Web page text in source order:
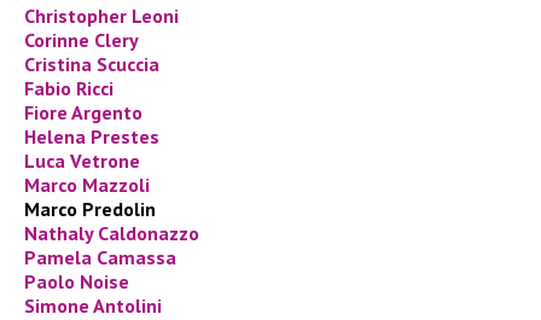
Christopher Leoni
Corinne Clery
Cristina Scuccia
Fabio Ricci
Fiore Argento
Helena Prestes
Luca Vetrone
Marco Mazzoli
Marco Predolin
Nathaly Caldonazzo
Pamela Camassa
Paolo Noise
Simone Antolini